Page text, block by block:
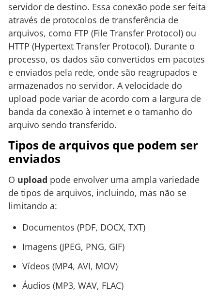
servidor de destino. Essa conexão pode ser feita
através de protocolos de transferência de
arquivos, como FTP (File Transfer Protocol) ou
HTTP (Hypertext Transfer Protocol). Durante o
processo, os dados são convertidos em pacotes
e enviados pela rede, onde são reagrupados e
armazenados no servidor. A velocidade do
upload pode variar de acordo com a largura de
banda da conexão à internet e o tamanho do
arquivo sendo transferido.
Tipos de arquivos que podem ser
enviados
O upload pode envolver uma ampla variedade
de tipos de arquivos, incluindo, mas não se
limitando a:
Documentos (PDF, DOCX, TXT)
Imagens (JPEG, PNG, GIF)
Vídeos (MP4, AVI, MOV)
Áudios (MP3, WAV, FLAC)